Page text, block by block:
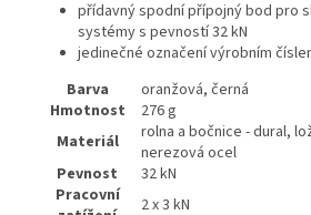
přídavný spodní přípojný bod pro
systémy s pevností 32 kN
jedinečné označení výrobním
Barva
oranžová, černá
Hmotnost
276 g
Materiál
rolna a bočnice - dural,
nerezová ocel
Pevnost
32 kN
Pracovní
2 x 3 kN